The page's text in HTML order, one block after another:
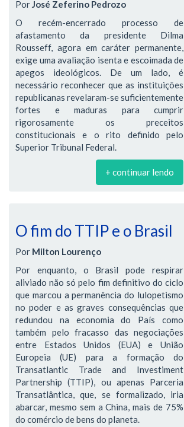
PorJosé Zeferino Pedrozo
O recém-encerrado processo de
afastamento da presidente Dilma
Rousseff, agora em caráter permanente,
exige uma avaliação isenta e escoimada de
apegos ideológicos. De um lado, é
necessário reconhecer que as instituições
republicanas revelaram-se suficientemente
fortes e maduras para cumprir
rigorosamente os preceitos
constitucionais e o rito definido pelo
Superior Tribunal Federal.
+ continuar lendo
O fim do TTIP e o Brasil
Por Milton Lourenço
Por enquanto, o Brasil pode respirar
aliviado não só pelo fim definitivo do ciclo
que marcou a permanência do lulopetismo
no poder e as graves consequências que
redundou na economia do País como
também pelo fracasso das negociações
entre Estados Unidos (EUA) e União
Europeia (UE) para a formação do
Transatlantic Trade and Investiment
Partnership (TTIP), ou apenas Parceria
Transatlântica, que, se formalizado, iria
abarcar, mesmo sem a China, mais de 75%
do comércio de bens do planeta.